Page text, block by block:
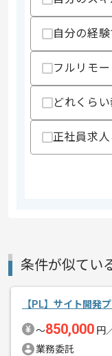
精算・お支払い
エージェントから
自分の経
フルリモ
どれくら
正社員求
条件が似てい
【PL】サイト開発
〜850,000 円
業務委託